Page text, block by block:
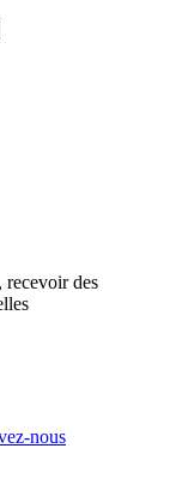
recevoir des
nous